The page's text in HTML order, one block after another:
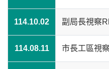
114.10.02 副局長視察
114.08.11 市長工區視察